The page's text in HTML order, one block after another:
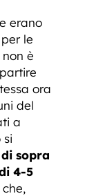
erano
le
non è
ora
del
a
si
sopra
4-5